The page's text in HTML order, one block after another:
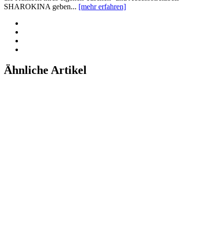
SHAROKINA geben... [mehr erfahren]
Ähnliche Artikel